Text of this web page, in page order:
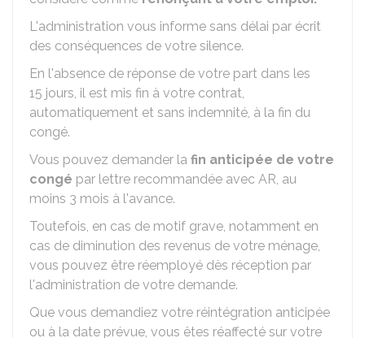
L'administration vous informe sans délai par écrit
des conséquences de votre silence.
En l'absence de réponse de votre part dans les
15 jours, il est mis fin à votre contrat,
automatiquement et sans indemnité, à la fin du
congé.
Vous pouvez demander la fin anticipée de votre
congé par lettre recommandée avec AR, au
moins 3 mois à l'avance.
Toutefois, en cas de motif grave, notamment en
cas de diminution des revenus de votre ménage,
vous pouvez être réemployé dès réception par
l'administration de votre demande.
Que vous demandiez votre réintégration anticipée
ou à la date prévue, vous êtes réaffecté sur votre